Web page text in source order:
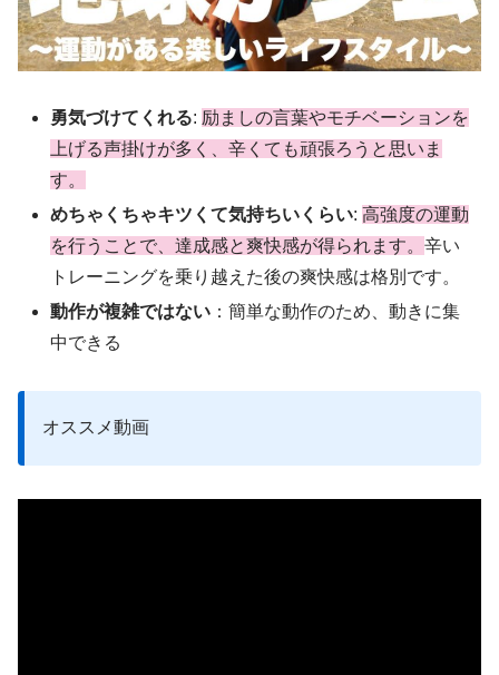
勇気づけてくれる: 励ましの言葉やモチベーションを
上げる声掛けが多く、辛くても頑張ろうと思いま
す。
めちゃくちゃキツくて気持ちいくらい:高強度の運動
を行うことで、達成感と爽快感が得られます。辛い
トレーニングを乗り越えた後の爽快感は格別です。
動作が複雑ではない ：簡単な動作のため、動きに集
中できる
オススメ動画